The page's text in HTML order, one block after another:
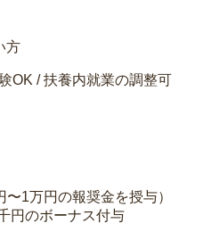
方
OK / 扶養内就業の調整可
1万円の報奨金を授与）
円のボーナス付与